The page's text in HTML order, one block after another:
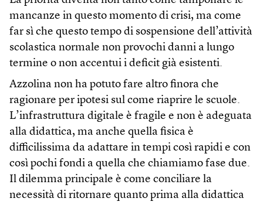
mancanze in questo momento di crisi, ma come
far sì che questo tempo di sospensione dell’attività
scolastica normale non provochi danni a lungo
termine o non accentui i deficit già esistenti.
Azzolina non ha potuto fare altro finora che
ragionare per ipotesi sul come riaprire le scuole.
L’infrastruttura digitale è fragile e non è adeguata
alla didattica, ma anche quella fisica è
difficilissima da adattare in tempi così rapidi e con
così pochi fondi a quella che chiamiamo fase due.
Il dilemma principale è come conciliare la
necessità di ritornare quanto prima alla didattica